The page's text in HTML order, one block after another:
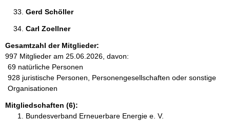
Gerd Schöller
Carl Zoellner
Gesamtzahl der Mitglieder:
997 Mitglieder am 25.06.2026, davon:
69 natürliche Personen
928 juristische Personen, Personengesellschaften oder sonstige
Organisationen
Mitgliedschaften (6):
Bundesverband Erneuerbare Energie e. V.